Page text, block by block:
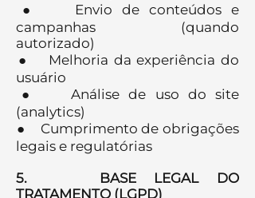
● Envio de conteúdos e
campanhas (quando
autorizado)
● Melhoria da experiência do
usuário
● Análise de uso do site
(analytics)
● Cumprimento de obrigações
legais e regulatórias
5. BASE LEGAL DO
TRATAMENTO (LGPD)